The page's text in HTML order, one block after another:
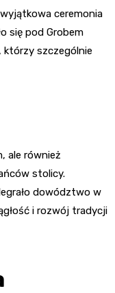
ceremonia
się pod Grobem
którzy szczególnie
ale również
stolicy.
dowództwo w
i rozwój tradycji